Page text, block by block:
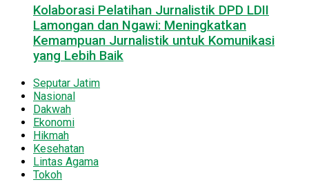
Kolaborasi Pelatihan Jurnalistik DPD LDII
Lamongan dan Ngawi: Meningkatkan
Kemampuan Jurnalistik untuk Komunikasi
yang Lebih Baik
Seputar Jatim
Nasional
Dakwah
Ekonomi
Hikmah
Kesehatan
Lintas Agama
Tokoh